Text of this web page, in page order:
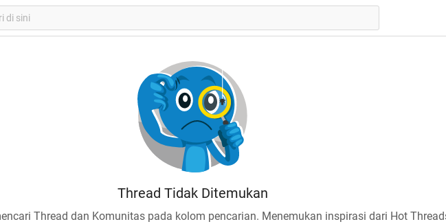
Thread Tidak Ditemukan
Thread dan Komunitas pada kolom pencarian. Menemukan inspirasi dari Hot